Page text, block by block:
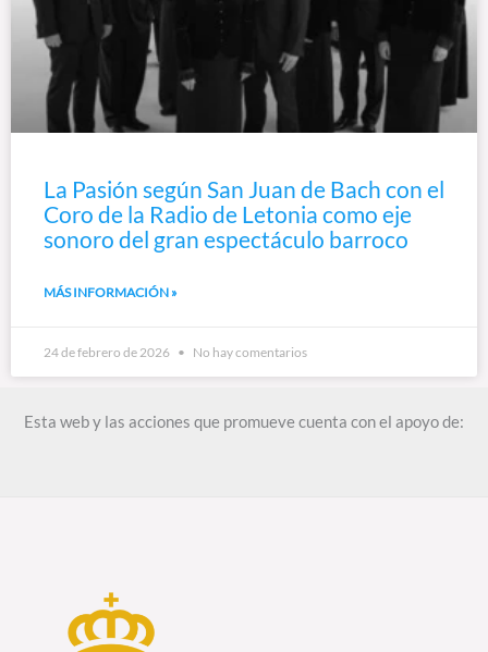
La Pasión según San Juan de Bach con el
Coro de la Radio de Letonia como eje
sonoro del gran espectáculo barroco
MÁS INFORMACIÓN »
24 de febrero de 2026 No hay comentarios
Esta web y las acciones que promueve cuenta con el apoyo de: